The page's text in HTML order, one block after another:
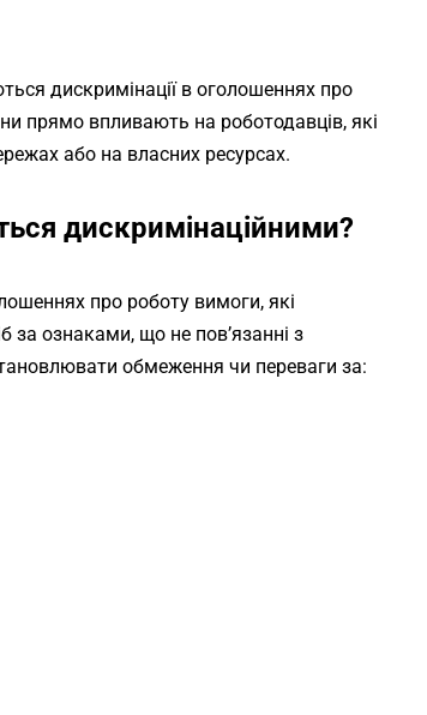
дискримінації в оголошеннях про
прямо впливають на роботодавців, які
або на власних ресурсах.
дискримінаційними?
про роботу вимоги, які
ознаками, що не пов’язанні з
обмеження чи переваги за: